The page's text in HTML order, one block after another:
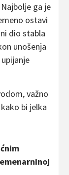
ga je
ostavi
dio stabla
unošenja
važno
bi jelka